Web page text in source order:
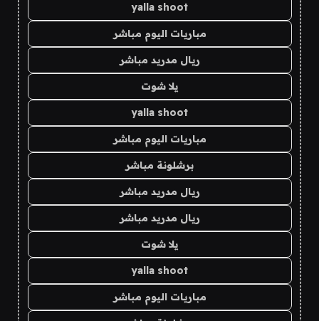
yalla shoot
مباريات اليوم مباشر
ريال مدريد مباشر
يلا شوت
yalla shoot
مباريات اليوم مباشر
برشلونة مباشر
ريال مدريد مباشر
ريال مدريد مباشر
يلا شوت
yalla shoot
مباريات اليوم مباشر